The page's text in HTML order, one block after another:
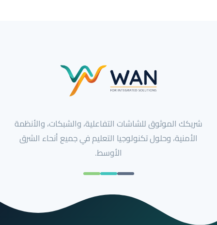
شريكك الموثوق للشاشات التفاعلية، والشبكات، والأنظمة
الأمنية، وحلول تكنولوجيا التعليم في جميع أنحاء الشرق
الأوسط.